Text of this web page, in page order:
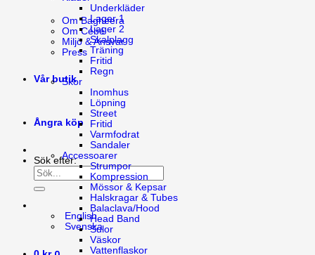
Om Bagheera
Om Cébé
Miljö & Ansvar
Press
Vår butik
Ångra köp
Sök efter:
English
Svenska
Underkläder
Lager 1
Lager 2
Skalplagg
Träning
Fritid
Regn
Skor
Inomhus
Löpning
Street
Fritid
Varmfodrat
Sandaler
Accessoarer
Strumpor
Kompression
Mössor & Kepsar
Halskragar & Tubes
Balaclava/Hood
Head Band
Sulor
Väskor
Vattenflaskor